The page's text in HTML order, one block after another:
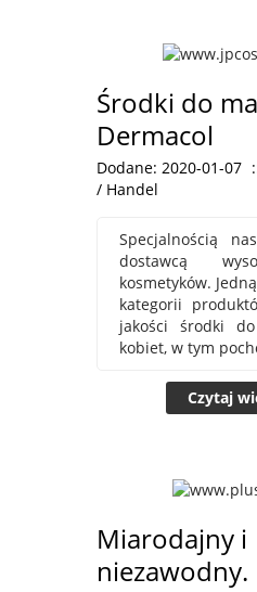
Środki do
Dermacol
Dodane: 2020-01-07
/ Handel
Specjalnością
dostawcą
kosmetyków.
kategorii
jakości środki
kobiet, w tym
Czytaj
Miarodajny i
niezawodny.